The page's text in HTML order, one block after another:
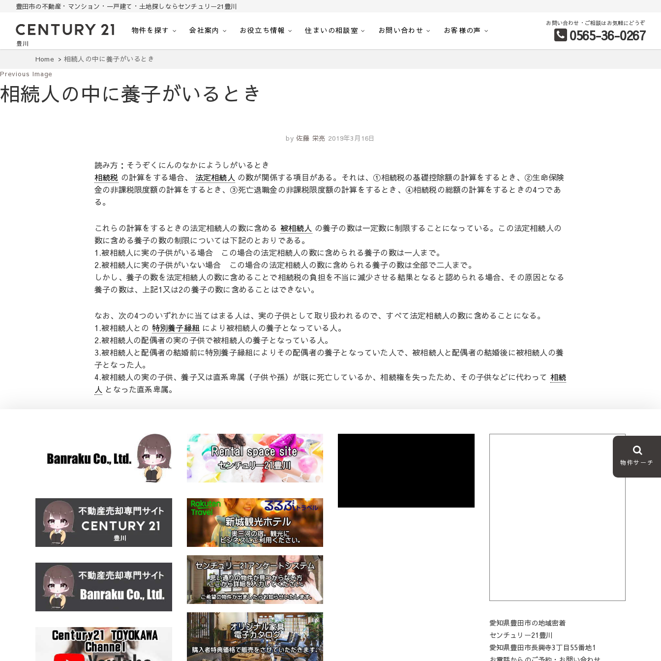
豊田市の不動産・マンション・一戸建て・土地探しならセンチュリー21豊川
豊田市の中古住宅・土地・リノベ物件探し｜センチュリー21豊川
物件を探す 会社案内 お役立ち情報 住まいの相談室 お問い合わせ お客様の声
お問い合わせ・ご相談はお気軽にどうぞ
0565-36-0267
Home 相続人の中に養子がいるとき
Previous Image
相続人の中に養子がいるとき
by 佐藤 栄亮 2019年3月16日
読み方：そうぞくにんのなかにようしがいるとき
相続税 の計算をする場合、 法定相続人 の数が関係する項目がある。それは、①相続税の基礎控除額の計算をするとき、②生命保険
金の非課税限度額の計算をするとき、③死亡退職金の非課税限度額の計算をするとき、④相続税の総額の計算をするときの4つであ
る。
これらの計算をするときの法定相続人の数に含める 被相続人 の養子の数は一定数に制限することになっている。この法定相続人の
数に含める養子の数の制限については下記のとおりである。
1.被相続人に実の子供がいる場合 この場合の法定相続人の数に含められる養子の数は一人まで。
2.被相続人に実の子供がいない場合 この場合の法定相続人の数に含められる養子の数は全部で二人まで。
しかし、養子の数を法定相続人の数に含めることで相続税の負担を不当に減少させる結果となると認められる場合、その原因となる
養子の数は、上記1又は2の養子の数に含めることはできない。
なお、次の4つのいずれかに当てはまる人は、実の子供として取り扱われるので、すべて法定相続人の数に含めることになる。
1.被相続人との 特別養子縁組 により被相続人の養子となっている人。
2.被相続人の配偶者の実の子供で被相続人の養子となっている人。
3.被相続人と配偶者の結婚前に特別養子縁組によりその配偶者の養子となっていた人で、被相続人と配偶者の結婚後に被相続人の養
子となった人。
4.被相続人の実の子供、養子又は直系卑属（子供や孫）が既に死亡しているか、相続権を失ったため、その子供などに代わって 相続
人 となった直系卑属。
物件サーチ
愛知県豊田市の地域密着
センチュリー21豊川
愛知県豊田市長興寺3丁目55番地1